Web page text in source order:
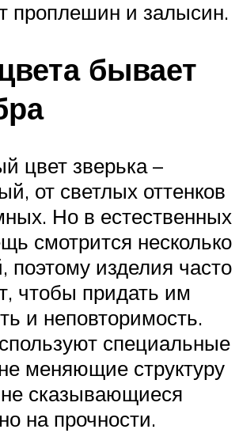
проплешин и залысин.
бывает
цвет зверька –
от светлых оттенков
Но в естественных
смотрится несколько
поэтому изделия часто
чтобы придать им
и неповторимость.
специальные
меняющие структуру
сказывающиеся
на прочности.